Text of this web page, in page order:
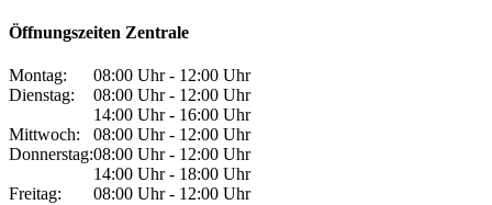
Öffnungszeiten Zentrale
Montag:
08:00 Uhr - 12:00 Uhr
Dienstag:
08:00 Uhr - 12:00 Uhr
14:00 Uhr - 16:00 Uhr
Mittwoch:
08:00 Uhr - 12:00 Uhr
Donnerstag:08:00 Uhr - 12:00 Uhr
14:00 Uhr - 18:00 Uhr
Freitag:
08:00 Uhr - 12:00 Uhr